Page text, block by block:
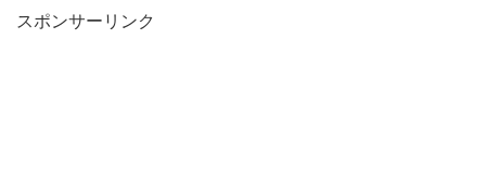
スポンサーリンク